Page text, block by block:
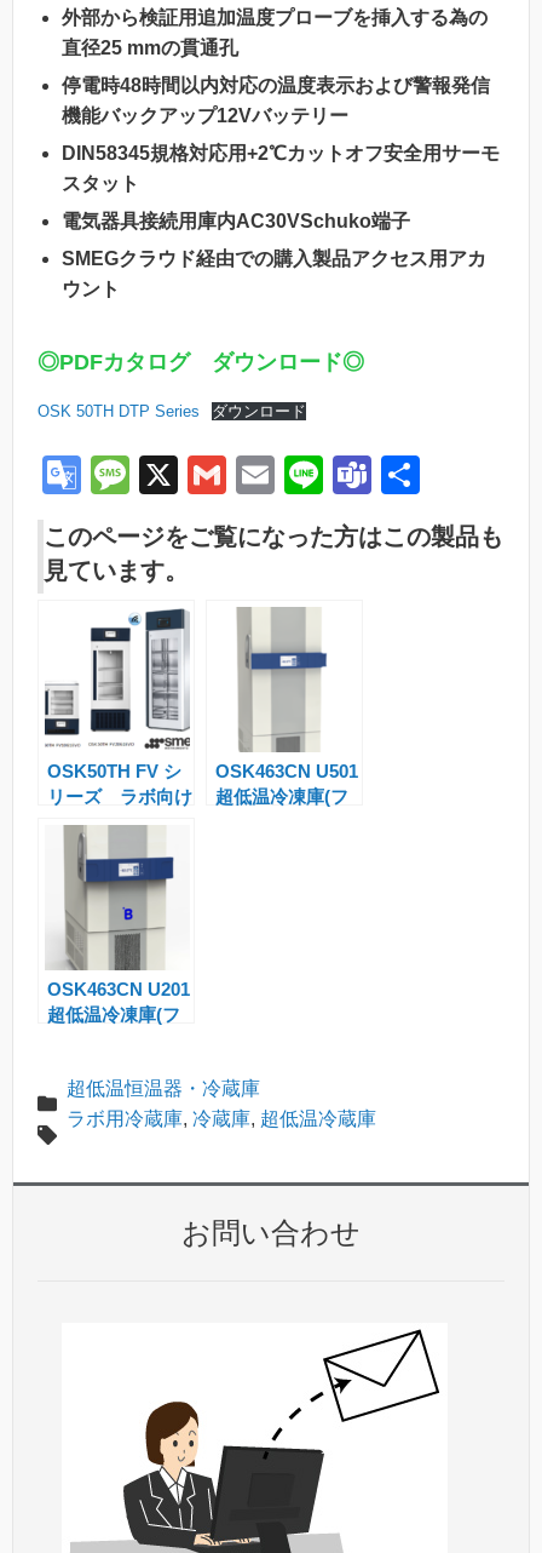
外部から検証用追加温度プローブを挿入する為の
直径25 mmの貫通孔
停電時48時間以内対応の温度表示および警報発信
機能バックアップ12Vバッテリー
DIN58345規格対応用+2℃カットオフ安全用サーモ
スタット
電気器具接続用庫内AC30VSchuko端子
SMEGクラウド経由での購入製品アクセス用アカ
ウント
◎PDFカタログ ダウンロード◎
OSK 50TH DTP Series ダウンロード
G
o
gl
e
Tr
a
n
sl
at
e
M
ss
a
g
X
G
m
ail
E
ail
Li
n
e
T
a
有
このページをご覧になった方はこの製品も
見ています。
OSK50TH FV シ
リーズ ラボ向け
業務用冷蔵庫
OSK463CN U501
超低温冷凍庫(フ
OSK463CN U201
超低温冷凍庫(フ
超低温恒温器・冷蔵庫
ラボ用冷蔵庫, 冷蔵庫, 超低温冷蔵庫
お問い合わせ